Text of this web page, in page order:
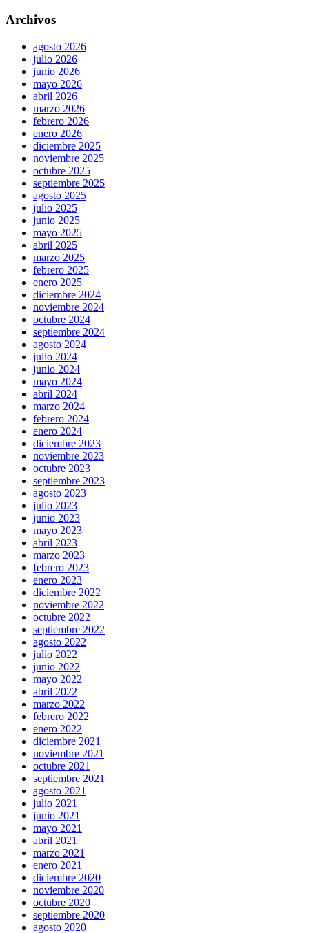
Archivos
agosto 2026
julio 2026
junio 2026
mayo 2026
abril 2026
marzo 2026
febrero 2026
enero 2026
diciembre 2025
noviembre 2025
octubre 2025
septiembre 2025
agosto 2025
julio 2025
junio 2025
mayo 2025
abril 2025
marzo 2025
febrero 2025
enero 2025
diciembre 2024
noviembre 2024
octubre 2024
septiembre 2024
agosto 2024
julio 2024
junio 2024
mayo 2024
abril 2024
marzo 2024
febrero 2024
enero 2024
diciembre 2023
noviembre 2023
octubre 2023
septiembre 2023
agosto 2023
julio 2023
junio 2023
mayo 2023
abril 2023
marzo 2023
febrero 2023
enero 2023
diciembre 2022
noviembre 2022
octubre 2022
septiembre 2022
agosto 2022
julio 2022
junio 2022
mayo 2022
abril 2022
marzo 2022
febrero 2022
enero 2022
diciembre 2021
noviembre 2021
octubre 2021
septiembre 2021
agosto 2021
julio 2021
junio 2021
mayo 2021
abril 2021
marzo 2021
enero 2021
diciembre 2020
noviembre 2020
octubre 2020
septiembre 2020
agosto 2020